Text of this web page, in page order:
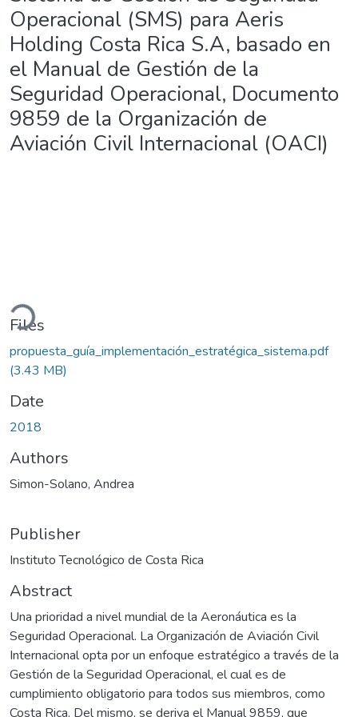
Operacional (SMS) para Aeris
Holding Costa Rica S.A, basado en
el Manual de Gestión de la
Seguridad Operacional, Documento
9859 de la Organización de
Aviación Civil Internacional (OACI)
Files
propuesta_guía_implementación_estratégica_sistema.pdf
(3.43 MB)
Date
2018
Authors
Simon-Solano, Andrea
Publisher
Instituto Tecnológico de Costa Rica
Abstract
Una prioridad a nivel mundial de la Aeronáutica es la
Seguridad Operacional. La Organización de Aviación Civil
Internacional opta por un enfoque estratégico a través de la
Gestión de la Seguridad Operacional, el cual es de
cumplimiento obligatorio para todos sus miembros, como
Costa Rica. Del mismo, se deriva el Manual 9859, que